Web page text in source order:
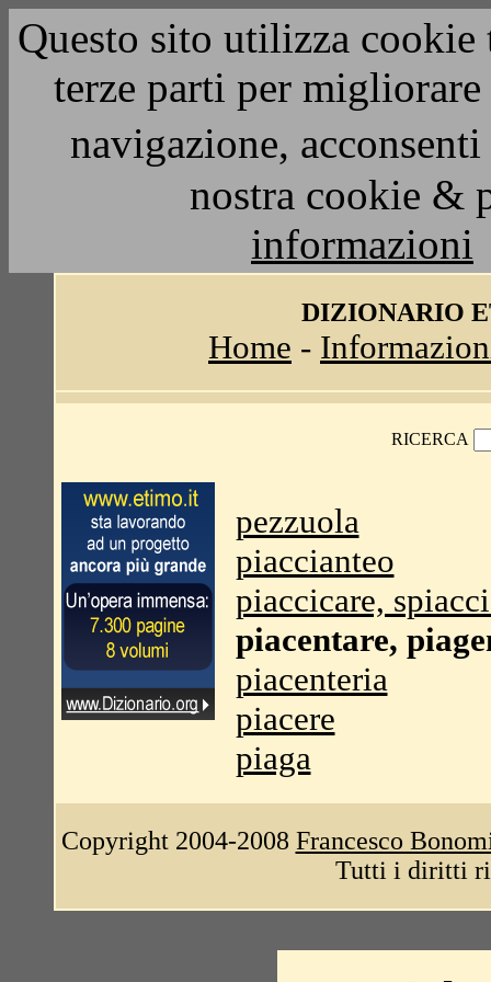
Questo sito utilizza
terze parti per
navigazione,
nostra cookie &
informazioni
DIZIONARIO
Home -
RICERCA
pezzuola
piaccianteo
piaccicare,
piacentare,
piacenteria
piacere
piaga
Copyright 2004-2008 Francesco
Tutti i diritti